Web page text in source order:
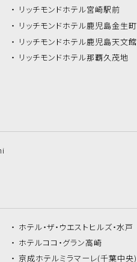
リッチモンドホテル宮崎駅前
リッチモンドホテル鹿児島金生町
リッチモンドホテル鹿児島天文館
リッチモンドホテル那覇久茂地
ホテル・ザ・ ウエストヒルズ・水戸
ホテルココ・グラン高崎
京成ホテルミラマーレ(千葉中央)